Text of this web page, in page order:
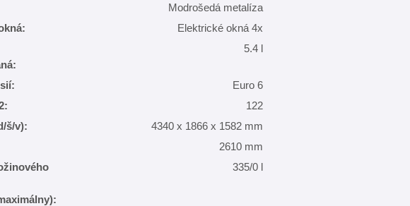
Modrošedá metalíza
Elektrické okná 4x
5.4 l
Euro 6
122
š/v):
4340 x 1866 x 1582 mm
2610 mm
335/0 l